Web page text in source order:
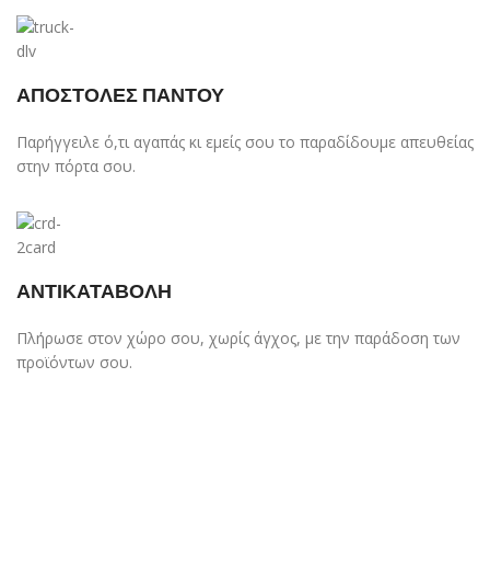
ΑΠΟΣΤΟΛΕΣ ΠΑΝΤΟΥ
Παρήγγειλε ό,τι αγαπάς κι εμείς σου το παραδίδουμε απευθείας
στην πόρτα σου.
ΑΝΤΙΚΑΤΑΒΟΛΗ
Πλήρωσε στον χώρο σου, χωρίς άγχος, με την παράδοση των
προϊόντων σου.